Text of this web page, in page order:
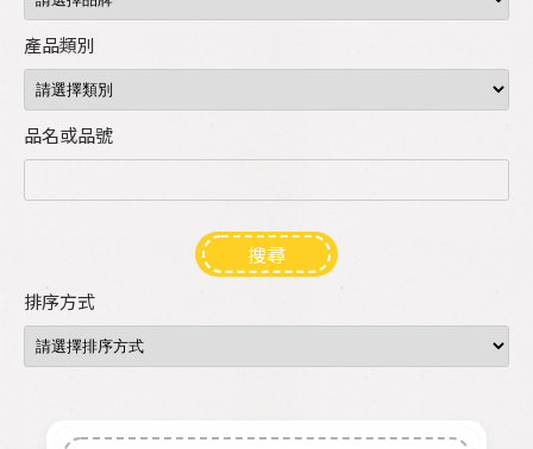
產品類別
品名或品號
搜尋
排序方式